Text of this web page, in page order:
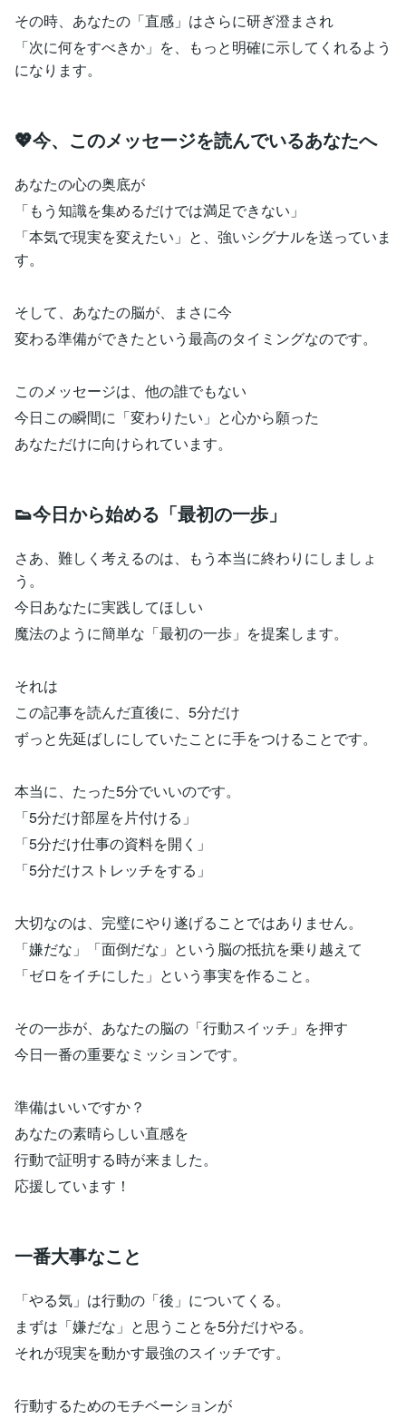
その時、あなたの「直感」はさらに研ぎ澄まされ
「次に何をすべきか」を、もっと明確に示してくれるよう
になります。
💖今、このメッセージを読んでいるあなたへ
あなたの心の奥底が
「もう知識を集めるだけでは満足できない」
「本気で現実を変えたい」と、強いシグナルを送っていま
す。
そして、あなたの脳が、まさに今
変わる準備ができたという最高のタイミングなのです。
このメッセージは、他の誰でもない
今日この瞬間に「変わりたい」と心から願った
あなただけに向けられています。
👟今日から始める「最初の一歩」
さあ、難しく考えるのは、もう本当に終わりにしましょ
う。
今日あなたに実践してほしい
魔法のように簡単な「最初の一歩」を提案します。
それは
この記事を読んだ直後に、5分だけ
ずっと先延ばしにしていたことに手をつけることです。
本当に、たった5分でいいのです。
「5分だけ部屋を片付ける」
「5分だけ仕事の資料を開く」
「5分だけストレッチをする」
大切なのは、完璧にやり遂げることではありません。
「嫌だな」「面倒だな」という脳の抵抗を乗り越えて
「ゼロをイチにした」という事実を作ること。
その一歩が、あなたの脳の「行動スイッチ」を押す
今日一番の重要なミッションです。
準備はいいですか？
あなたの素晴らしい直感を
行動で証明する時が来ました。
応援しています！
一番大事なこと
「やる気」は行動の「後」についてくる。
まずは「嫌だな」と思うことを5分だけやる。
それが現実を動かす最強のスイッチです。
行動するためのモチベーションが